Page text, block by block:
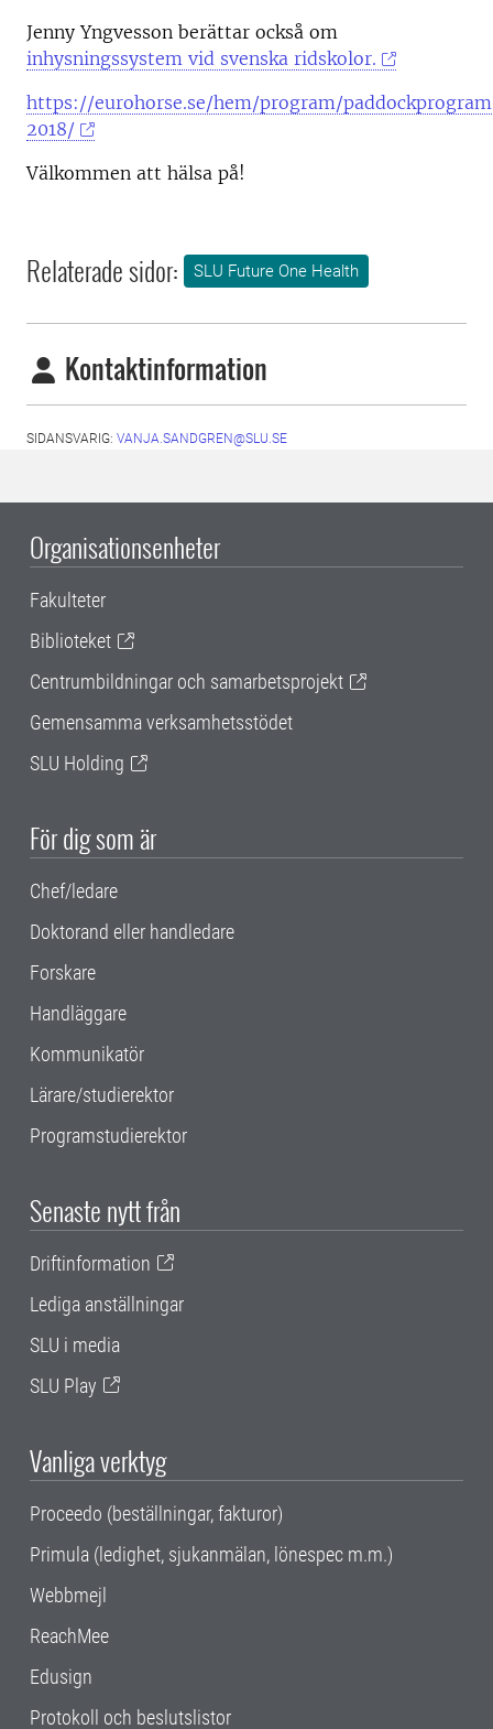
Jenny Yngvesson berättar också om
inhysningssystem vid svenska ridskolor.
https://eurohorse.se/hem/program/
2018/
Välkommen att hälsa på!
Relaterade sidor: SLU Future One Health
Kontaktinformation
SIDANSVARIG: VANJA.SANDGREN@SLU.SE
Organisationsenheter
Fakulteter
Biblioteket
Centrumbildningar och samarbetsprojekt
Gemensamma verksamhetsstödet
SLU Holding
För dig som är
Chef/ledare
Doktorand eller handledare
Forskare
Handläggare
Kommunikatör
Lärare/studierektor
Programstudierektor
Senaste nytt från
Driftinformation
Lediga anställningar
SLU i media
SLU Play
Vanliga verktyg
Proceedo (beställningar, fakturor)
Primula (ledighet, sjukanmälan, lönespec m.m.)
Webbmejl
ReachMee
Edusign
Protokoll och beslutslistor